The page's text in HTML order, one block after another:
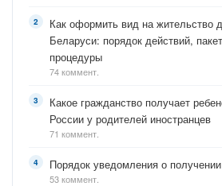
Как оформить вид на жительство
Беларуси: порядок действий,
процедуры
74 коммент.
Какое гражданство получает
России у родителей иностранцев
71 коммент.
Порядок уведомления о
53 коммент.